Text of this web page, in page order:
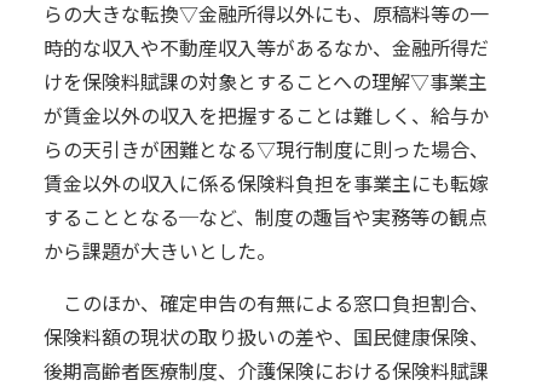
らの大きな転換▽金融所得以外にも、原稿料等の一
時的な収入や不動産収入等があるなか、金融所得だ
けを保険料賦課の対象とすることへの理解▽事業主
が賃金以外の収入を把握することは難しく、給与か
らの天引きが困難となる▽現行制度に則った場合、
賃金以外の収入に係る保険料負担を事業主にも転嫁
することとなる─など、制度の趣旨や実務等の観点
から課題が大きいとした。
このほか、確定申告の有無による窓口負担割合、
保険料額の現状の取り扱いの差や、国民健康保険、
後期高齢者医療制度、介護保険における保険料賦課